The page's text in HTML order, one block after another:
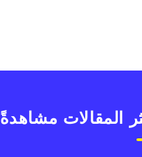
المقالات مشاهدةً